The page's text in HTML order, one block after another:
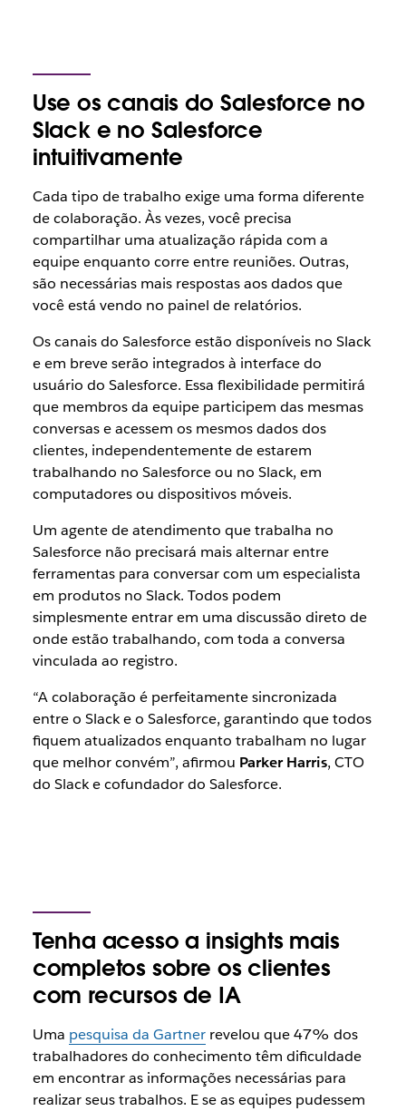
Use os canais do Salesforce no
Slack e no Salesforce
intuitivamente
Cada tipo de trabalho exige uma forma diferente
de colaboração. Às vezes, você precisa
compartilhar uma atualização rápida com a
equipe enquanto corre entre reuniões. Outras,
são necessárias mais respostas aos dados que
você está vendo no painel de relatórios.
Os canais do Salesforce estão disponíveis no Slack
e em breve serão integrados à interface do
usuário do Salesforce. Essa flexibilidade permitirá
que membros da equipe participem das mesmas
conversas e acessem os mesmos dados dos
clientes, independentemente de estarem
trabalhando no Salesforce ou no Slack, em
computadores ou dispositivos móveis.
Um agente de atendimento que trabalha no
Salesforce não precisará mais alternar entre
ferramentas para conversar com um especialista
em produtos no Slack. Todos podem
simplesmente entrar em uma discussão direto de
onde estão trabalhando, com toda a conversa
vinculada ao registro.
“A colaboração é perfeitamente sincronizada
entre o Slack e o Salesforce, garantindo que todos
fiquem atualizados enquanto trabalham no lugar
que melhor convém”, afirmou Parker Harris, CTO
do Slack e cofundador do Salesforce.
Tenha acesso a insights mais
completos sobre os clientes
com recursos de IA
Uma pesquisa da Gartnerrevelou que 47% dos
trabalhadores do conhecimento têm dificuldade
em encontrar as informações necessárias para
realizar seus trabalhos. E se as equipes pudessem